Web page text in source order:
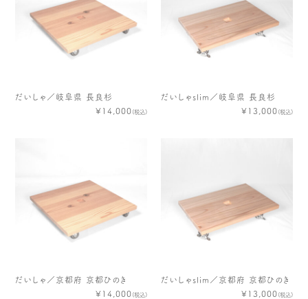
だいしゃ／岐阜県 長良杉
¥14,000 (税込)
だいしゃslim／岐阜県 長良杉
¥13,000 (税込)
だいしゃ／京都府 京都ひのき
¥14,000 (税込)
だいしゃslim／京都府 京都ひのき
¥13,000 (税込)